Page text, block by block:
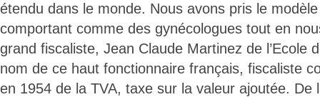
étendu dans le monde. Nous avons pris le
comportant comme des gynécologues tout en
grand fiscaliste, Jean Claude Martinez de l’Ecole
nom de ce haut fonctionnaire français, fiscaliste
en 1954 de la TVA, taxe sur la valeur ajoutée. De